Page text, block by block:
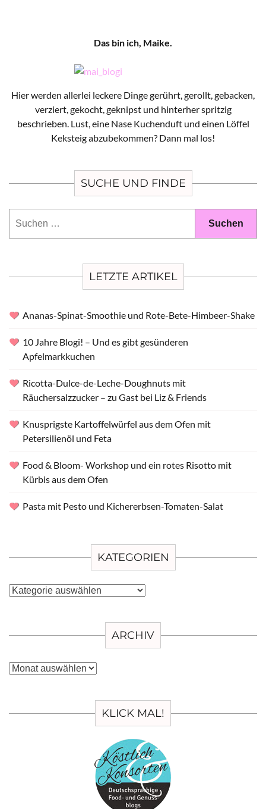
Das bin ich, Maike.
Hier werden allerlei leckere Dinge gerührt, gerollt, gebacken,
verziert, gekocht, geknipst und hinterher spritzig
beschrieben. Lust, eine Nase Kuchenduft und einen Löffel
Keksteig abzubekommen? Dann mal los!
SUCHE UND FINDE
LETZTE ARTIKEL
Ananas-Spinat-Smoothie und Rote-Bete-Himbeer-Shake
10 Jahre Blogi! – Und es gibt gesünderen
Apfelmarkkuchen
Ricotta-Dulce-de-Leche-Doughnuts mit
Räuchersalzzucker – zu Gast bei Liz & Friends
Knusprigste Kartoffelwürfel aus dem Ofen mit
Petersilienöl und Feta
Food & Bloom- Workshop und ein rotes Risotto mit
Kürbis aus dem Ofen
Pasta mit Pesto und Kichererbsen-Tomaten-Salat
KATEGORIEN
Kategorien
ARCHIV
Archiv
KLICK MAL!